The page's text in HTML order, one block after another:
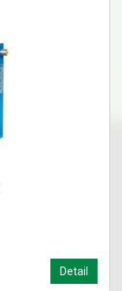
Detail